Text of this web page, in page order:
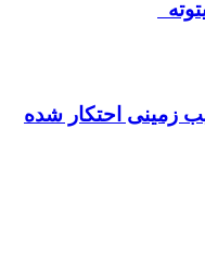
و ۱۰۰ تن سیب زمینی احتکار شده